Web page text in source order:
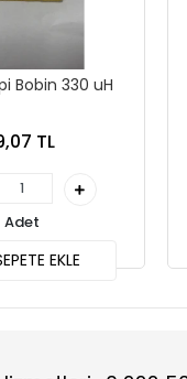
Bobin 330 uH
TL
Adet
EKLE